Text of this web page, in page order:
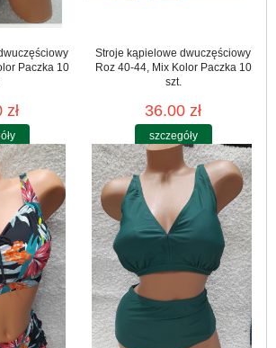
Paczka 10
zł
Stroje kąpielowe dwuczęściowy
Roz 40-44, Mix Kolor Paczka 10
szt.
36.00 zł
szczegóły